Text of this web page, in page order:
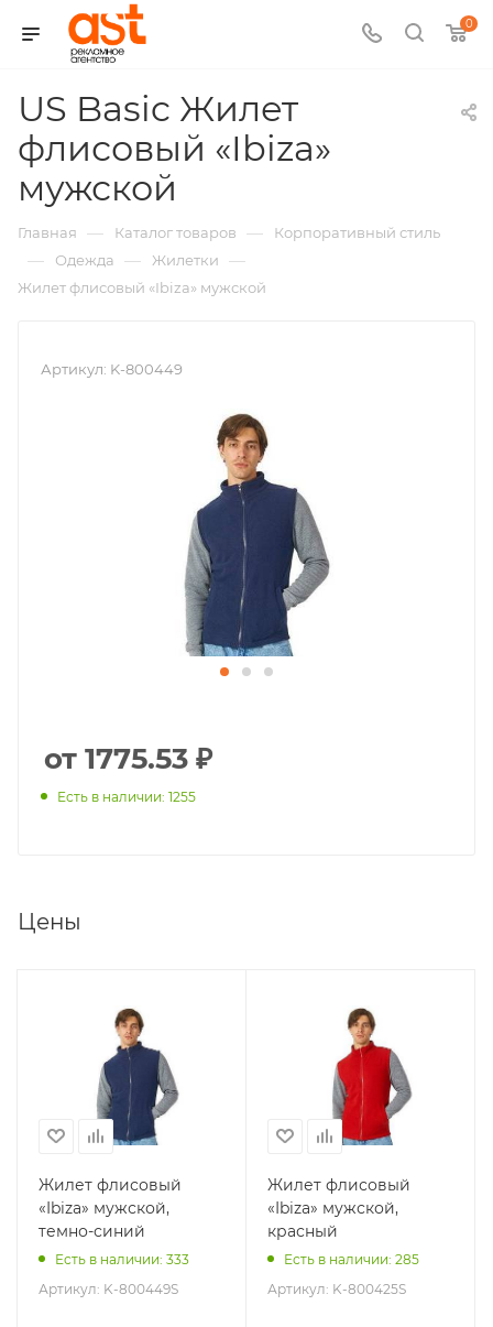
0
US Basic Жилет
флисовый «Ibiza»
мужской
арт.:
K-
800449
Главная — Каталог товаров — Корпоративный стиль
— Одежда — Жилетки —
Жилет флисовый «Ibiza» мужской
Артикул: K-800449
от 1775.53 ₽
Есть в наличии: 1255
Цены
Жилет флисовый
«Ibiza» мужской,
темно-синий
Есть в наличии: 333
Артикул: K-800449S
Жилет флисовый
«Ibiza» мужской,
красный
Есть в наличии: 285
Артикул: K-800425S